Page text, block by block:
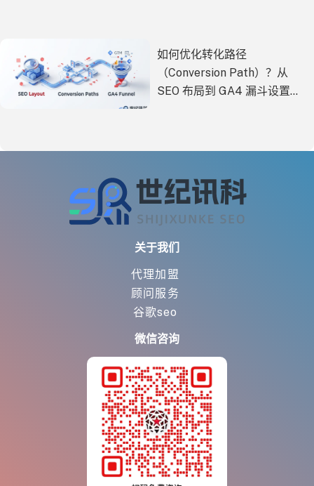
如何优化转化路径
（Conversion Path）？从
SEO 布局到 GA4 漏斗设置的
关于我们
代理加盟
顾问服务
谷歌seo
微信咨询